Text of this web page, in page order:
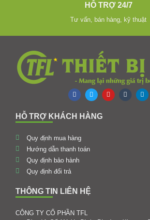
HỖ TRỢ 24/7
Tư vấn, bán hàng, kỹ thuật
HỖ TRỢ KHÁCH HÀNG
Quy định mua hàng
Hướng dẫn thanh toán
Quy định bảo hành
Quy định đổi trả
THÔNG TIN LIÊN HỆ
CÔNG TY CỔ PHẦN TFL